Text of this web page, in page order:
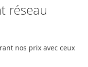
réseau
nos prix avec ceux